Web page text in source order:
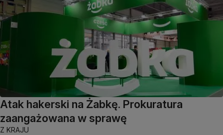
Atak hakerski na Żabkę. Prokuratura
zaangażowana w sprawę
Z KRAJU